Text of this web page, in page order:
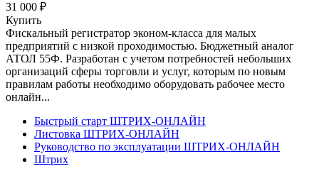
31 000 ₽
Купить
Фискальный регистратор эконом-класса для малых
предприятий с низкой проходимостью. Бюджетный аналог
АТОЛ 55Ф. Разработан с учетом потребностей небольших
организаций сферы торговли и услуг, которым по новым
правилам работы необходимо оборудовать рабочее место
онлайн...
Быстрый старт ШТРИХ-ОНЛАЙН
Листовка ШТРИХ-ОНЛАЙН
Руководство по эксплуатации ШТРИХ-ОНЛАЙН
Штрих